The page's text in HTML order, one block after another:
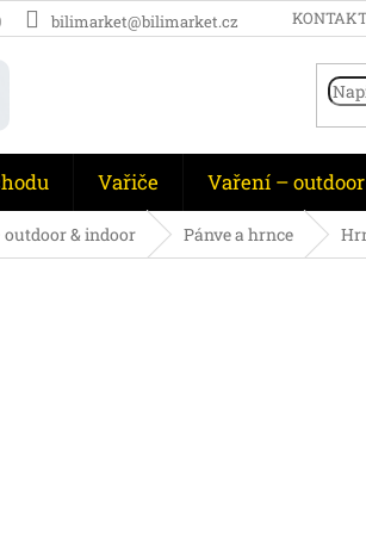
bilimarket@bilimarket.cz
Vařiče Vaření –
& indoor Pánve a hrnce